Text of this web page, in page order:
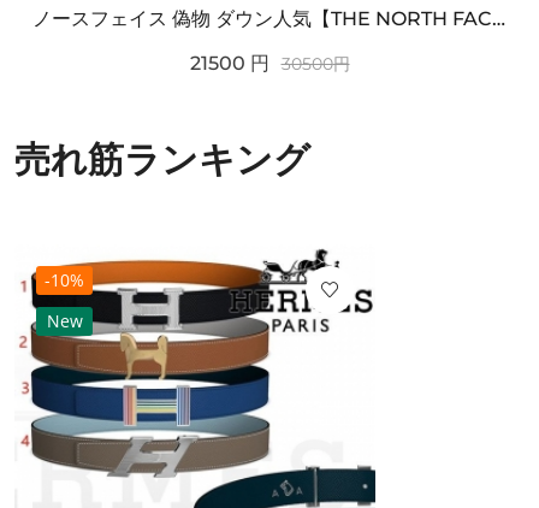
ノースフェイス 偽物 ダウン人気【THE NORTH FACE】M'S 7 SUMMIT HIM...
21500 円 30500円
売れ筋ランキング
-10%
New